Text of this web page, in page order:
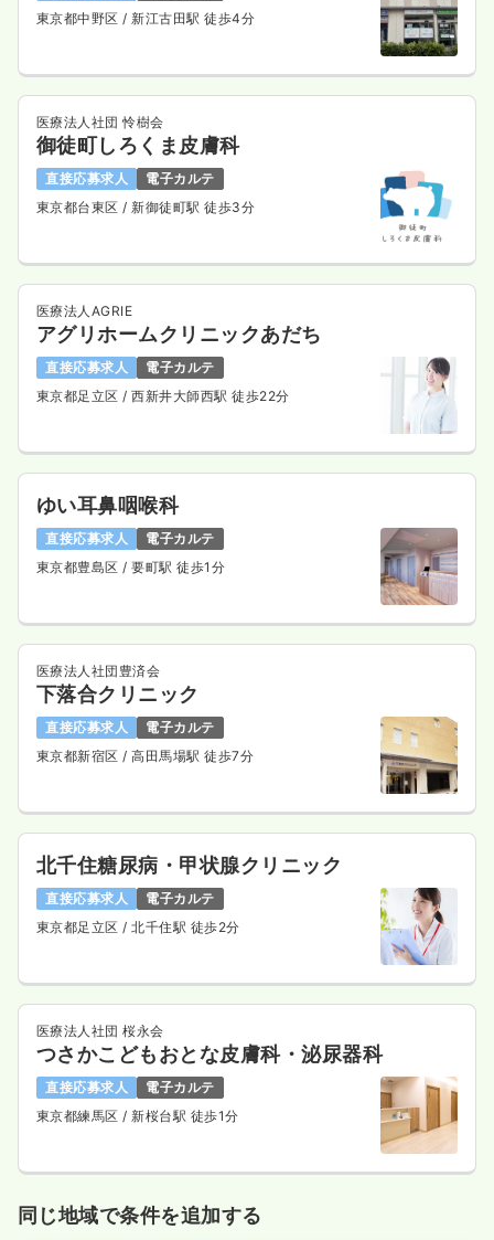
東京都中野区/ 新江古田駅 徒歩4分
医療法人社団 怜樹会
御徒町しろくま皮膚科
直接応募求人
電子カルテ
東京都台東区/ 新御徒町駅 徒歩3分
医療法人AGRIE
アグリホームクリニックあだち
直接応募求人
電子カルテ
東京都足立区/ 西新井大師西駅 徒歩22分
ゆい耳鼻咽喉科
直接応募求人
電子カルテ
東京都豊島区/ 要町駅 徒歩1分
医療法人社団豊済会
下落合クリニック
直接応募求人
電子カルテ
東京都新宿区/ 高田馬場駅 徒歩7分
北千住糖尿病・甲状腺クリニック
直接応募求人
電子カルテ
東京都足立区/ 北千住駅 徒歩2分
医療法人社団 桜永会
つさかこどもおとな皮膚科・泌尿器科
直接応募求人
電子カルテ
東京都練馬区/ 新桜台駅 徒歩1分
同じ地域で条件を追加する